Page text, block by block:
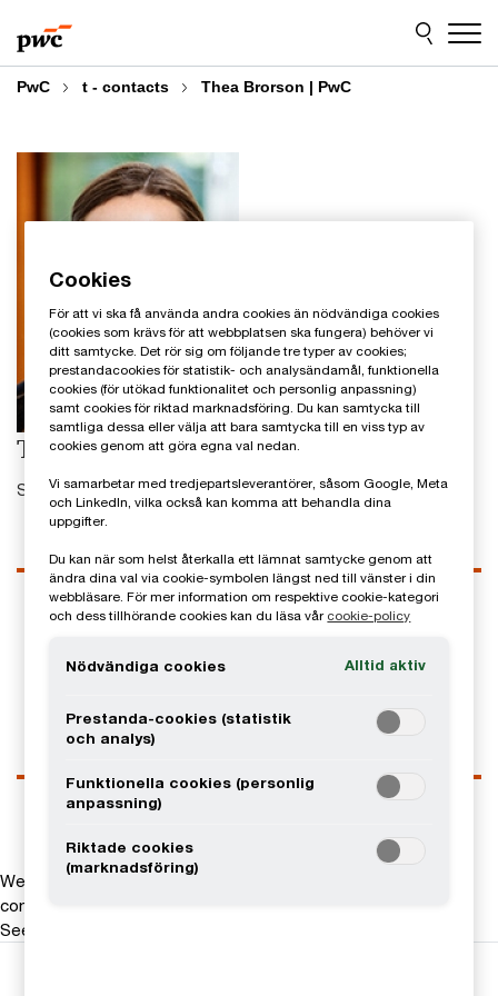
to
content
to
footer
PwC t - contacts Thea Brorson | PwC
Thea Brorson
Sustainability Consultant, PwC Sverige
Kontaktuppgifter
Tel0728-80 94 05
Email
LinkedIn
We help you meet tomorrow’s tech demands
compete at a speed that rewrites the rules
See how
Cookies
För att vi ska få använda andra cookies än nödvändiga cookies
(cookies som krävs för att webbplatsen ska fungera) behöver vi
ditt samtycke. Det rör sig om följande tre typer av cookies;
prestandacookies för statistik- och analysändamål, funktionella
cookies (för utökad funktionalitet och personlig anpassning)
samt cookies för riktad marknadsföring. Du kan samtycka till
samtliga dessa eller välja att bara samtycka till en viss typ av
cookies genom att göra egna val nedan.
Vi samarbetar med tredjepartsleverantörer, såsom Google, Meta
och LinkedIn, vilka också kan komma att behandla dina
uppgifter.
Du kan när som helst återkalla ett lämnat samtycke genom att
ändra dina val via cookie-symbolen längst ned till vänster i din
webbläsare. För mer information om respektive cookie-kategori
och dess tillhörande cookies kan du läsa vår cookie-policy
Nödvändiga cookies Alltid aktiv
Prestanda-cookies (statistik
och analys)
Funktionella cookies (personlig
anpassning)
Riktade cookies
(marknadsföring)